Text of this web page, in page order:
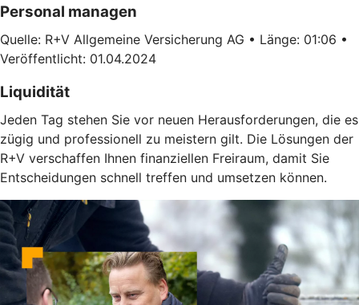
Personal managen
Quelle: R+V Allgemeine Versicherung AG • Länge: 01:06 •
Veröffentlicht: 01.04.2024
Liquidität
Jeden Tag stehen Sie vor neuen Herausforderungen, die es
zügig und professionell zu meistern gilt. Die Lösungen der
R+V verschaffen Ihnen finanziellen Freiraum, damit Sie
Entscheidungen schnell treffen und umsetzen können.